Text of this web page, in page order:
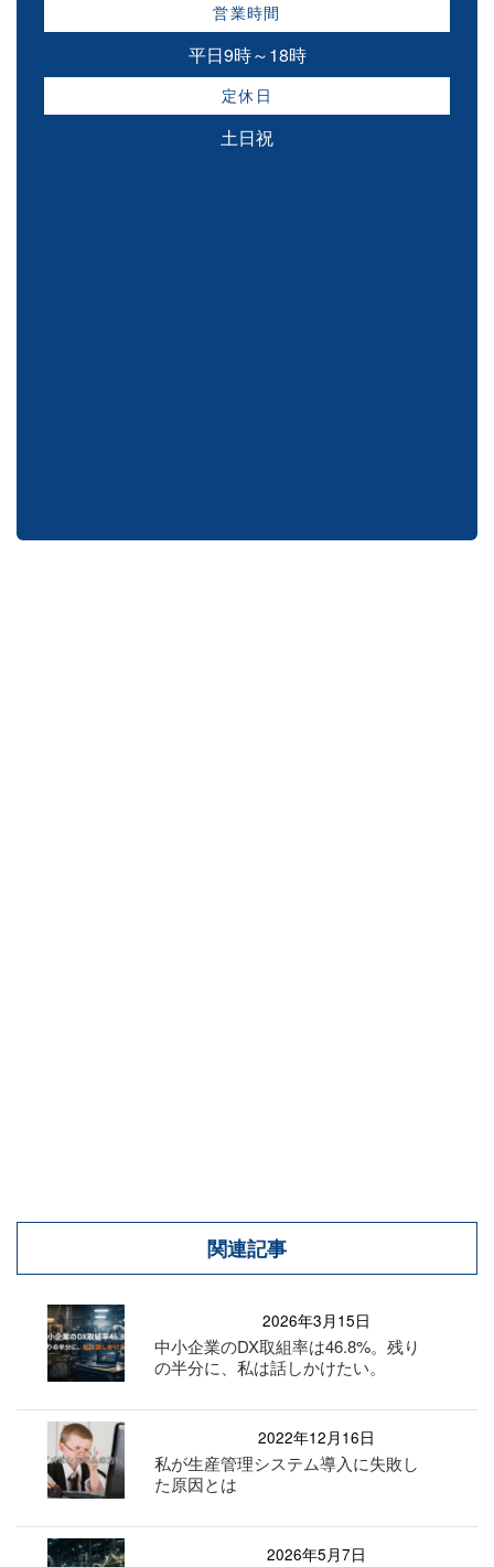
営業時間
平日9時～18時
定休日
土日祝
関連記事
2026年3月15日
中小企業のDX取組率は46.8%。残り
の半分に、私は話しかけたい。
2022年12月16日
私が生産管理システム導入に失敗し
た原因とは
2026年5月7日